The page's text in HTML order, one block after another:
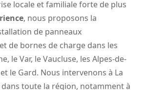
locale et familiale forte de plus
, nous proposons la
de panneaux
de bornes de charge dans les
le Var, le Vaucluse, les Alpes-de-
le Gard. Nous intervenons à La
toute la région, notamment à